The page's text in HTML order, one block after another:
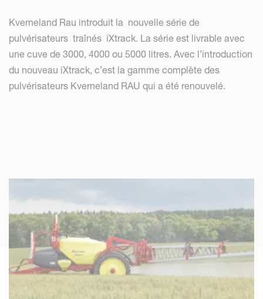
Kverneland Rau introduit la nouvelle série de
pulvérisateurs traînés iXtrack. La série est livrable avec
une cuve de 3000, 4000 ou 5000 litres. Avec l’introduction
du nouveau iXtrack, c’est la gamme complète des
pulvérisateurs Kverneland RAU qui a été renouvelé.